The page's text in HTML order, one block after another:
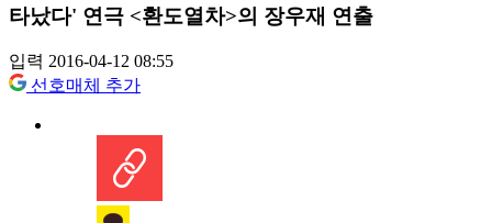
타났다' 연극 <환도열차>의 장우재 연출
입력 2016-04-12 08:55
선호매체 추가